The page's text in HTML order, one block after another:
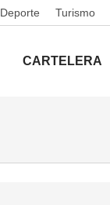
Deporte Turismo
CARTELERA